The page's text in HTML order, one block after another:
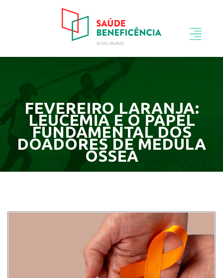
FEVEREIRO LARANJA:
LEUCEMIA E O PAPEL
FUNDAMENTAL DOS
DOADORES DE MEDULA
ÓSSEA